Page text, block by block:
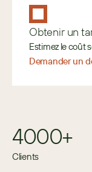
Obtenir un
Estimez le coût
Demander un
4000+
Clients